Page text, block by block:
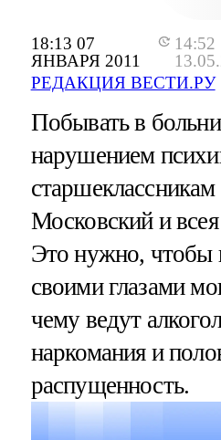
18:13 07
ЯНВАРЯ 2011
14:52
РЕДАКЦИЯ ВЕСТИ.РУ
Побывать в
нарушением
Московский и
Это нужно, чтобы
своими глазами
чему ведут
наркомания и
распущенность.